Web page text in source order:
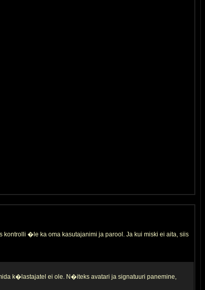
�le ka oma kasutajanimi ja parool. Ja kui miski ei aita, siis
k�lastajatel ei ole. N�iteks avatari ja signatuuri panemine,